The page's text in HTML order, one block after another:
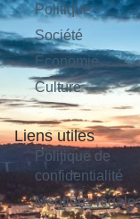
Politique
Société
Économie
Culture
Liens utiles
Politique de
confidentialité
Mentions